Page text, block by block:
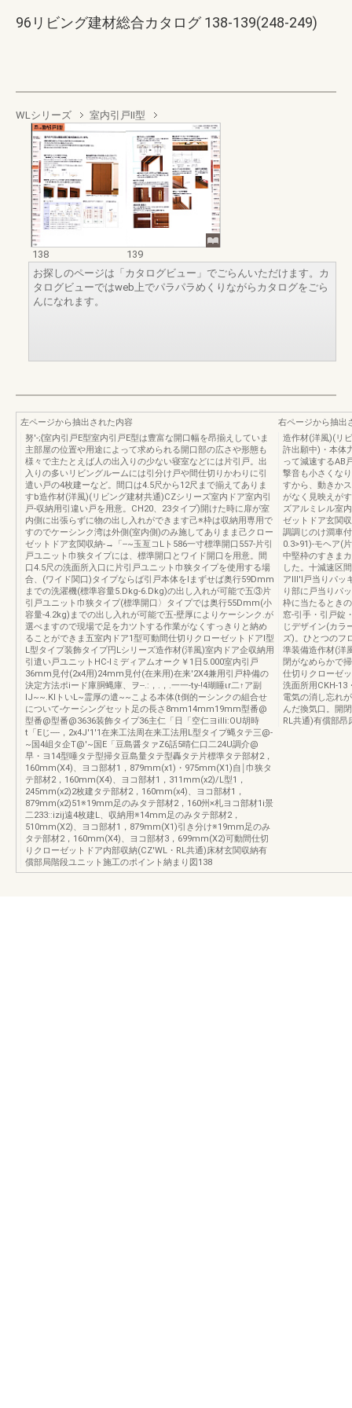
96リビング建材総合カタログ 138-139(248-249)
WLシリーズ 室内引戸Ⅱ型
138
139
お探しのページは「カタログビュー」でごらんいただけます。カ
タログビューではweb上でパラパラめくりながらカタログをごら
んになれます。
左ページから抽出された内容
努'-;{室内引戸E型室内引戸E型は豊富な開口幅を昂揃えしていま
主部屋の位置や用途によって求められる開口部の広さや形態も
様々で主たとえば人の出入りの少ない寝室などには片引戸。出
入りの多いリビングルームには引分け戸や間仕切りかわりに引
遣い戸の4枚建ーなど。間口は4.5尺から12尺まで揃えてありま
すb造作材(洋風)(リビング建材共通)CZシリーズ室内ドア室内引
戸-収納用引違い戸を用意。CH20、23タイプ)開けた時に扉が室
内側に出張らずに物の出し入れができます己※枠は収納用専用で
すのでケーシンク湾は外側(室内側)のみ施してありまま己クロー
ゼットドア玄関収納-→「--~玉亙コLト586一寸標準開口557-片引
戸ユニット巾狭タイプには、標準開口とワイド開口を用意。間
口4.5尺の洗面所入口に片引戸ユニット巾狭タイプを使用する場
合、(ワイド関口)タイプならば引戸本体をlまずせば奥行59Dmm
までの洗濯機(標準容量5.Dkg-6.Dkg)の出し入れが可能で五③片
引戸ユニット巾狭タイプ(標準開口〉タイプでは奥行55Dmm(小
容量-4.2kg)までの出し入れが可能で五-壁厚によりケーシンク.が
選べますので現場で足を力ツ卜する作業がなくすっきりと納め
ることができま五室内ドア1型可動間仕切りクローゼットドアI型
L型タイプ装飾タイプ円Lシリーズ造作材(洋風)室内ドア企収納用
引遣い戸ユニットHC-lミディアムオーク￥1日5.000室内引戸
36mm見付(2x4用)24mm見付(在来用)在来'2X4兼用引戸枠備の
決定方法ポiード庫胴蝿庫、ヲ--.:，.，.一一-ty-!4瑚睡ιr二↑ア副
lJ~~.KIトいL~霊厚の遣~~こよる本体(t倒的ーシンクの組合せ
について-ケーシングセット足の長さ8mm14mm19mm型番@
型番@型番@3636装飾タイプ36主仁「日「空仁ヨiIIi:OU胡時
t「Eじ----，2x4J'1'1在来工法周在来工法用L型タイプ蝿タテ三@-
~国4岨タ企T@'~国E「豆島醤タァZ6話5晴仁口二24U調介@
早・ヨ14型唾タテ型掃タ豆島量タテ型轟タテ片標準タテ部材2，
160mm(X4)、ヨコ部材1，879mm(x1)・975mm(X1)自￨巾狭タ
テ部材2，160mm(X4)、ヨコ部材1，311mm(x2)/L型1，
245mm(x2)2枚建タテ部材2，160mm(x4)、ヨコ部材1，
879mm(x2)51※19mm足のみタテ部材2，160州×札ヨコ部材1i景
二233::izij遠4枚建L、収納用※14mm足のみタテ部材2，
510mm(X2)、ヨコ部材1，879mm(X1)引き分け※19mm足のみ
タテ部材2，160mm(X4)、ヨコ部材3，699mm(X2)可動間仕切
りクローゼットドア内部収納(CZ'WL・RL共通)床材玄関収納有
償部局階段ユニット施工のポイント納まり図138
右ページから抽出
造作材(洋風)(リ
許出願中)・本体
って減速するAB
撃音も小さくな
すから、動きか
がなく見映えが
ズアルミレル室
ゼットドア玄関
調調じのけ澗車
0.3>91)-モヘア(
中堅枠のすきま
した。十減速区
アIlI'l戸当りパッ
り部に戸当りパ
枠に当たるとき
窓-引手・引戸錠
じデザイン(カラ
ズ)。ひとつのフ
準装備造作材(洋
閉がなめらかで
仕切りクローゼ
洗面所用CKH-13
電気の消し忘れ
んだ換気口。開
RL共通)有償部昂